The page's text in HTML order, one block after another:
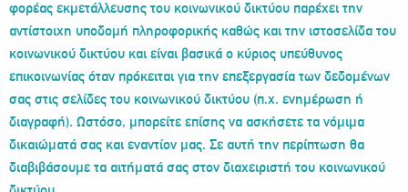
φορέας εκμετάλλευσης του κοινωνικού δικτύου παρέχει την
αντίστοιχη υποδομή πληροφορικής καθώς και την ιστοσελίδα του
κοινωνικού δικτύου και είναι βασικά ο κύριος υπεύθυνος
επικοινωνίας όταν πρόκειται για την επεξεργασία των δεδομένων
σας στις σελίδες του κοινωνικού δικτύου (π.χ. ενημέρωση ή
διαγραφή). Ωστόσο, μπορείτε επίσης να ασκήσετε τα νόμιμα
δικαιώματά σας και εναντίον μας. Σε αυτή την περίπτωση θα
διαβιβάσουμε τα αιτήματά σας στον διαχειριστή του κοινωνικού